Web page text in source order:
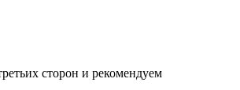
сторон и рекомендуем